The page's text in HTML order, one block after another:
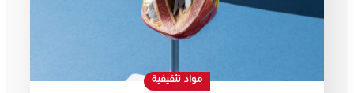
مواد تثقيفية